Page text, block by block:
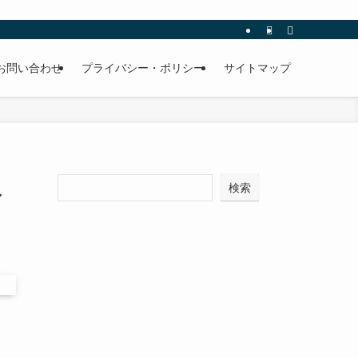
問い合わせ プライバシー・ポリシー サイトマップ
検索